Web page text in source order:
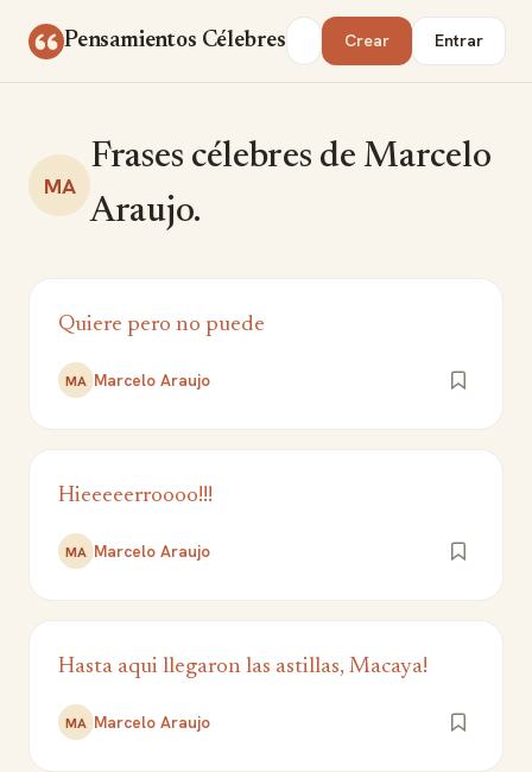
Pensamientos Célebres Buscar Crear Entrar
MA
Frases célebres de Marcelo
Araujo.
Quiere pero no puede
MA Marcelo Araujo
Hieeeeerroooo!!!
MA Marcelo Araujo
Hasta aqui llegaron las astillas, Macaya!
MA Marcelo Araujo